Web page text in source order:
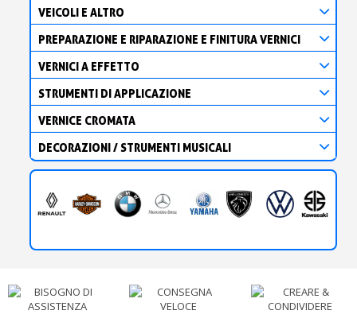
VEICOLI E ALTRO
PREPARAZIONE E RIPARAZIONE E FINITURA VERNICI
VERNICI A EFFETTO
STRUMENTI DI APPLICAZIONE
VERNICE CROMATA
DECORAZIONI / STRUMENTI MUSICALI